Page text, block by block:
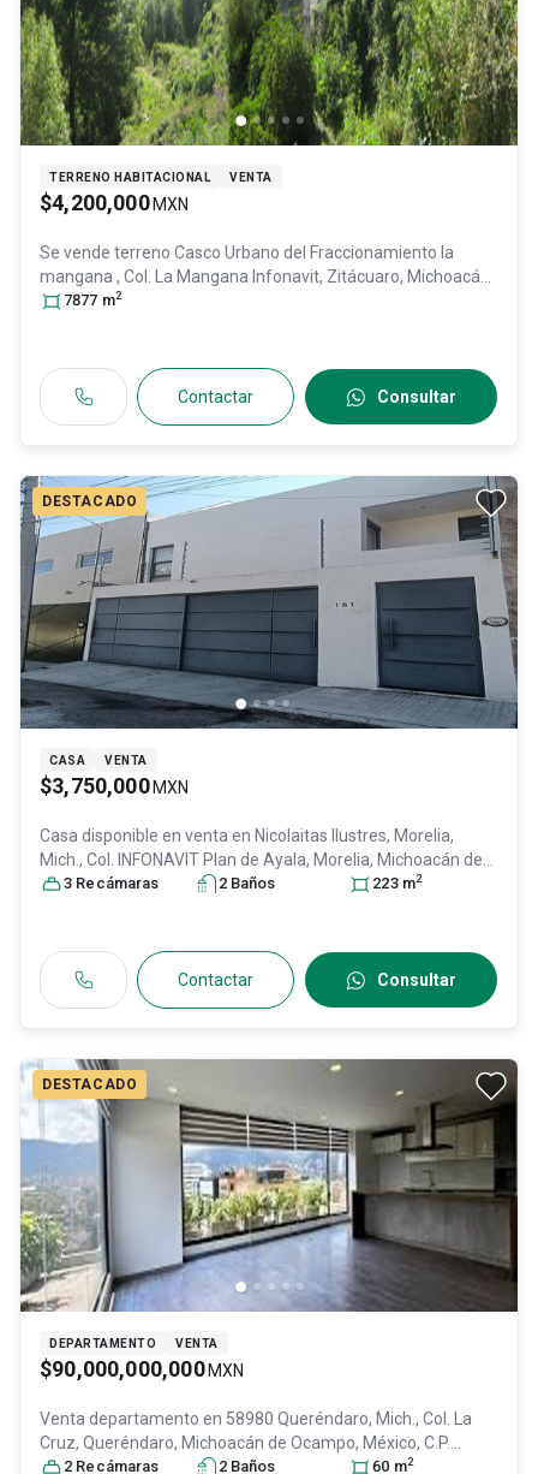
TERRENO HABITACIONAL VENTA
$4,200,000 MXN
Se vende terreno Casco Urbano del Fraccionamiento la
mangana , Col. La Mangana Infonavit, Zitácuaro, Michoacán
de Ocampo
7877 m2
Contactar Consultar
DESTACADO
CASA VENTA
$3,750,000 MXN
Casa disponible en venta en Nicolaitas Ilustres, Morelia,
Mich., Col. INFONAVIT Plan de Ayala, Morelia, Michoacán de
Ocampo, México , C.P. 58000, ID: 30905213
3 Recámaras 2 Baños 223 m2
Contactar Consultar
DESTACADO
DEPARTAMENTO VENTA
$90,000,000,000 MXN
Venta departamento en 58980 Queréndaro, Mich., Col. La
Cruz, Queréndaro, Michoacán de Ocampo, México, C.P.
58980, ID:31456513
2 Recámaras 2 Baños 60 m2